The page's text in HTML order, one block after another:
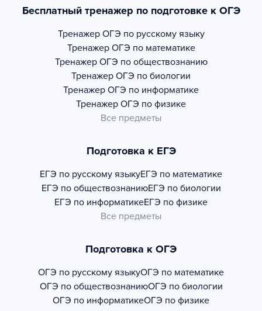
Бесплатный тренажер по подготовке к ОГЭ
Тренажер ОГЭ по русскому языку
Тренажер ОГЭ по математике
Тренажер ОГЭ по обществознанию
Тренажер ОГЭ по биологии
Тренажер ОГЭ по информатике
Тренажер ОГЭ по физике
Все предметы
Подготовка к ЕГЭ
ЕГЭ по русскому языкуЕГЭ по математике
ЕГЭ по обществознаниюЕГЭ по биологии
ЕГЭ по информатикеЕГЭ по физике
Все предметы
Подготовка к ОГЭ
ОГЭ по русскому языкуОГЭ по математике
ОГЭ по обществознаниюОГЭ по биологии
ОГЭ по информатикеОГЭ по физике